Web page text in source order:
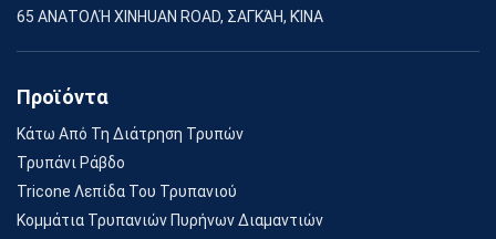
65 ΑΝΑΤΟΛΉ XINHUAN ROAD, ΣΑΓΚΆΗ, ΚΊΝΑ
Προϊόντα
Κάτω Από Τη Διάτρηση Τρυπών
Τρυπάνι Ράβδο
Tricone Λεπίδα Του Τρυπανιού
Κομμάτια Τρυπανιών Πυρήνων Διαμαντιών